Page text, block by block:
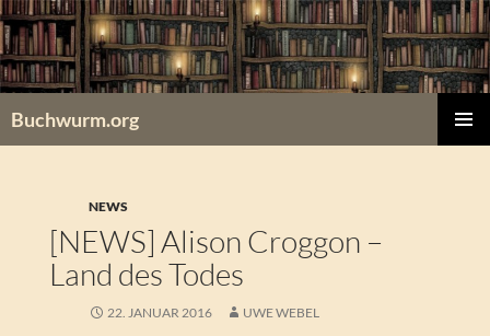
Zum
Inhalt
springen
Buchwurm.org
NEWS
[NEWS] Alison Croggon –
Land des Todes
22. JANUAR 2016 UWE WEBEL